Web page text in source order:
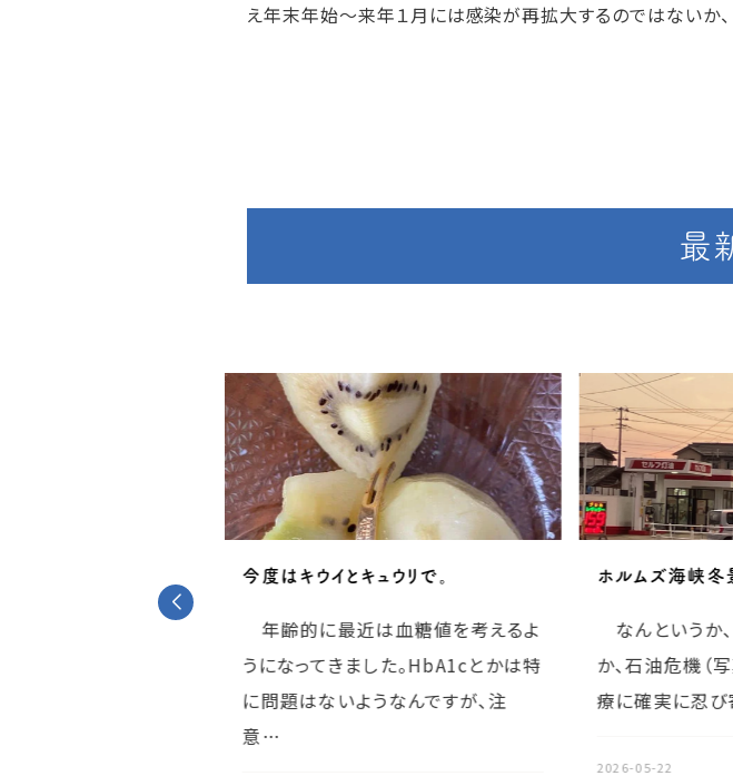
え年末年始～来年１月には感染が再拡大するのではないか
最
市の志波姫小学校
今度はキウイとキュウリで。
年齢的に最近は血糖値を考えるよ
うになってきました。HbA1cとかは特
に問題はないようなんですが、注
意…
ホルムズ海峡冬
なんというか
か、石油危機（
療に確実に忍
2026-05-22